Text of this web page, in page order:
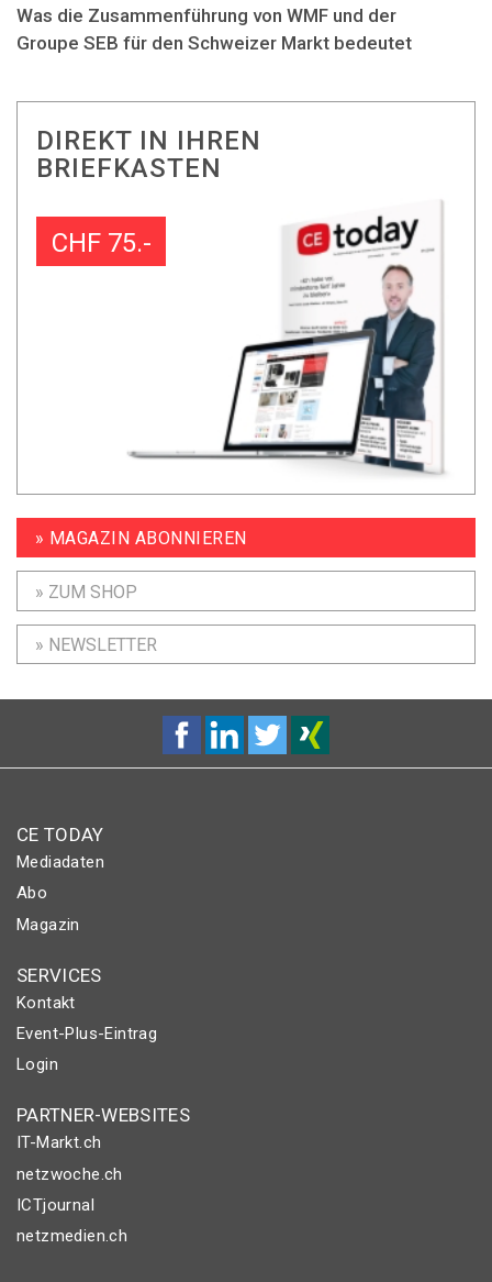
Was die Zusammenführung von WMF und der
Groupe SEB für den Schweizer Markt bedeutet
DIREKT IN IHREN
BRIEFKASTEN
CHF 75.-
» MAGAZIN ABONNIEREN
» ZUM SHOP
» NEWSLETTER
CE TODAY
Mediadaten
Abo
Magazin
SERVICES
Kontakt
Event-Plus-Eintrag
Login
PARTNER-WEBSITES
IT-Markt.ch
netzwoche.ch
ICTjournal
netzmedien.ch